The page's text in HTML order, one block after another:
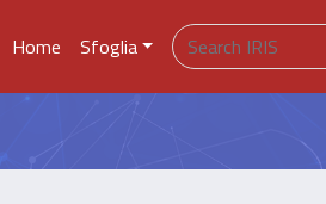
Home Sfoglia